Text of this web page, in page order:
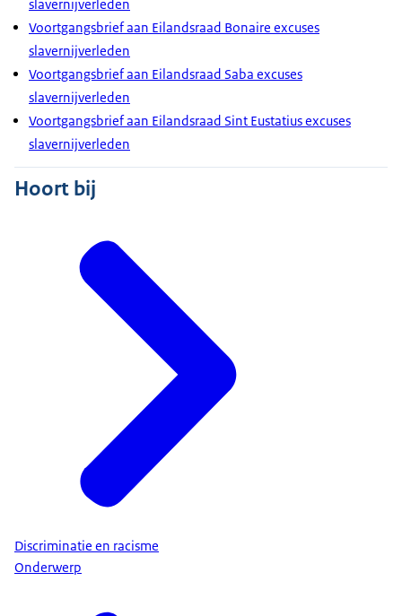
slavernijverleden
Voortgangsbrief aan Eilandsraad Bonaire excuses
slavernijverleden
Voortgangsbrief aan Eilandsraad Saba excuses
slavernijverleden
Voortgangsbrief aan Eilandsraad Sint Eustatius excuses
slavernijverleden
Hoort bij
Discriminatie en racisme
Onderwerp